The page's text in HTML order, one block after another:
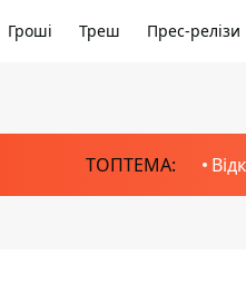
Гроші Треш Прес-релізи
ТОПТЕМА: